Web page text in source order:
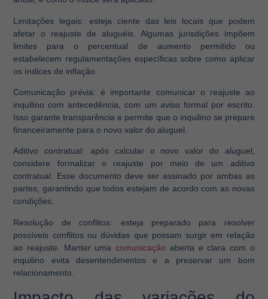
Limitações legais: esteja ciente das leis locais que podem
afetar o reajuste de aluguéis. Algumas jurisdições impõem
limites para o percentual de aumento permitido ou
estabelecem regulamentações específicas sobre como aplicar
os índices de inflação.
Comunicação prévia:é importante comunicar o reajuste ao
inquilino com antecedência, com um aviso formal por escrito.
Isso garante transparência e permite que o inquilino se prepare
financeiramente para o novo valor do aluguel.
Aditivo contratual: após calcular o novo valor do aluguel,
considere formalizar o reajuste por meio de um aditivo
contratual. Esse documento deve ser assinado por ambas as
partes, garantindo que todos estejam de acordo com as novas
condições.
Resolução de conflitos: esteja preparado para resolver
possíveis conflitos ou dúvidas que possam surgir em relação
ao reajuste. Manter umacomunicação aberta e clara com o
inquilino evita desentendimentos e a preservar um bom
relacionamento.